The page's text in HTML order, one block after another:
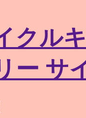
クル
ー サ